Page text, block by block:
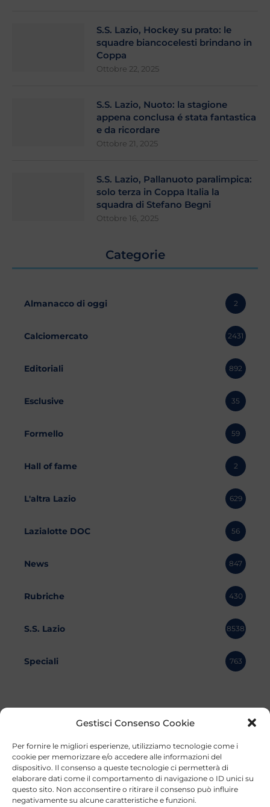
Gestisci Consenso Cookie
Per fornire le migliori esperienze, utilizziamo tecnologie come i
cookie per memorizzare e/o accedere alle informazioni del
dispositivo. Il consenso a queste tecnologie ci permetterà di
elaborare dati come il comportamento di navigazione o ID unici su
questo sito. Non acconsentire o ritirare il consenso può influire
negativamente su alcune caratteristiche e funzioni.
S.S. Lazio, Hockey su prato: le
squadre biancocelesti brindano in
Coppa
Ottobre 22, 2025
S.S. Lazio, Nuoto: la stagione
appena conclusa é stata fantastica
e da ricordare
Ottobre 21, 2025
S.S. Lazio, Pallanuoto paralimpica:
solo terza in Coppa Italia la
squadra di Stefano Begni
Ottobre 16, 2025
Categorie
Almanacco di oggi 2
Calciomercato 2431
Editoriali 892
Esclusive 35
Formello 59
Hall of fame 2
L'altra Lazio 629
Lazialotte DOC 56
News 847
Rubriche 430
S.S. Lazio 8538
Speciali 763
©2023 Tutti i diritti riservatiLazio Live TV